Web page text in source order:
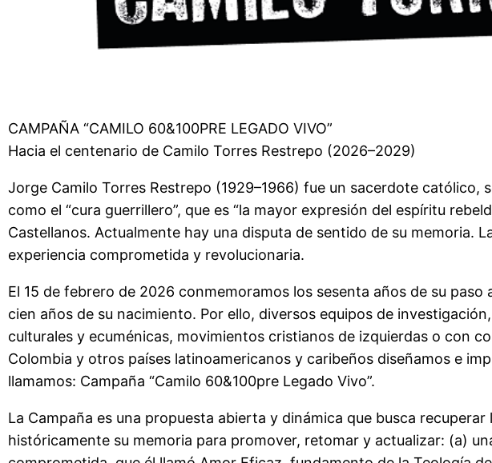
CAMPAÑA “CAMILO 60&100PRE LEGADO VIVO”
Hacia el centenario de Camilo Torres Restrepo (2026–2029)
Jorge Camilo Torres Restrepo (1929–1966) fue un sacerdote
como el “cura guerrillero”, que es “la mayor expresión del espíritu
Castellanos. Actualmente hay una disputa de sentido de su memoria.
experiencia comprometida y revolucionaria.
El 15 de febrero de 2026 conmemoramos los sesenta años de su
cien años de su nacimiento. Por ello, diversos equipos de
culturales y ecuménicas, movimientos cristianos de izquierdas o con
Colombia y otros países latinoamericanos y caribeños diseñamos e
llamamos: Campaña “Camilo 60&100pre Legado Vivo”.
La Campaña es una propuesta abierta y dinámica que busca
históricamente su memoria para promover, retomar y actualizar: (a)